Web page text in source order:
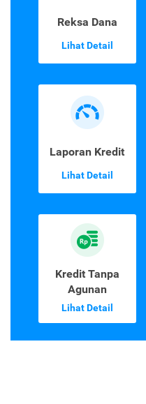
Reksa Dana
Lihat Detail
Laporan Kredit
Lihat Detail
Kredit Tanpa
Agunan
Lihat Detail